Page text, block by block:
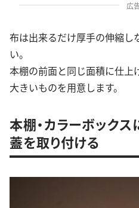
広
布は出来るだけ厚手の伸縮し
い。
本棚の前面と同じ面積に仕上
大きいものを用意します。
本棚・カラーボック
蓋を取り付ける